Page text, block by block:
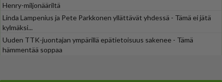
Henry-miljonääriltä
Linda Lampenius ja Pete Parkkonen yllättävät yhdessä - Tämä ei jätä
kylmäksi...
Uuden TTK-juontajan ympärillä epätietoisuus sakenee - Tämä
hämmentää soppaa